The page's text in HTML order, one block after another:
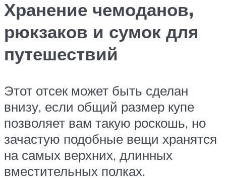
Хранение чемоданов,
рюкзаков и сумок для
путешествий
Этот отсек может быть сделан
внизу, если общий размер купе
позволяет вам такую роскошь, но
зачастую подобные вещи хранятся
на самых верхних, длинных
вместительных полках.